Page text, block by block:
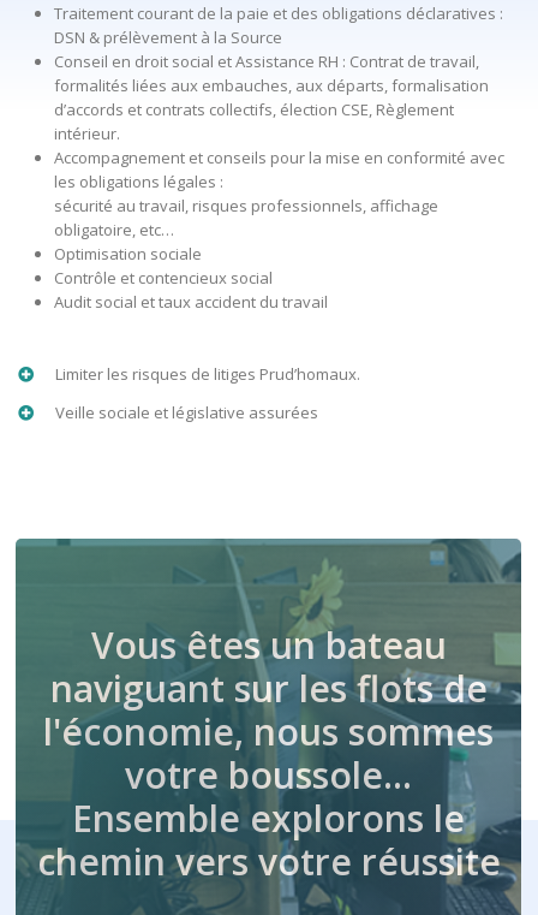
Traitement courant de la paie et des obligations déclaratives :
DSN & prélèvement à la Source
Conseil en droit social et Assistance RH : Contrat de travail,
formalités liées aux embauches, aux départs, formalisation
d’accords et contrats collectifs, élection CSE, Règlement
intérieur.
Accompagnement et conseils pour la mise en conformité avec
les obligations légales :
sécurité au travail, risques professionnels, affichage
obligatoire, etc…
Optimisation sociale
Contrôle et contencieux social
Audit social et taux accident du travail
Limiter les risques de litiges Prud’homaux.
Veille sociale et législative assurées
Vous êtes un bateau
naviguant sur les flots de
l'économie, nous sommes
votre boussole…
Ensemble explorons le
chemin vers votre réussite